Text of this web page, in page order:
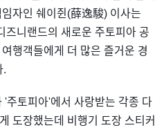
자인 쉐이쥔(薛逸駿) 이사는
즈니랜드의 새로운 주토피아 공
행객들에게 더 많은 즐거운 경
.
'주토피아'에서 사랑받는 각종 다
도장했는데 비행기 도장 스티커